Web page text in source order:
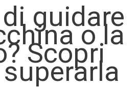
guidare
o la
Scopri